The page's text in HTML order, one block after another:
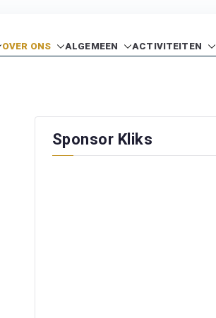
OVER ONS ALGEMEEN ACTIVITEITEN
Sponsor Kliks